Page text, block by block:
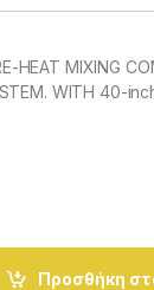
HEAT MIXING
WITH 40-
Προσθήκη